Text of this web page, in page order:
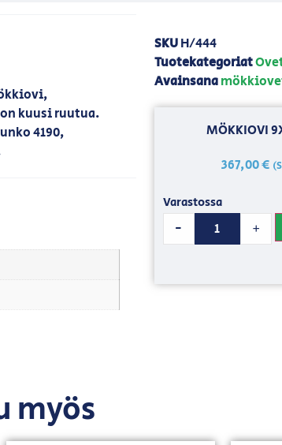
kuusi ruutua.
4190,
SKUH/444
Tuotekategoriat
Avainsana
MÖKKIOVI
367,00€
Varastossa
- +
myös